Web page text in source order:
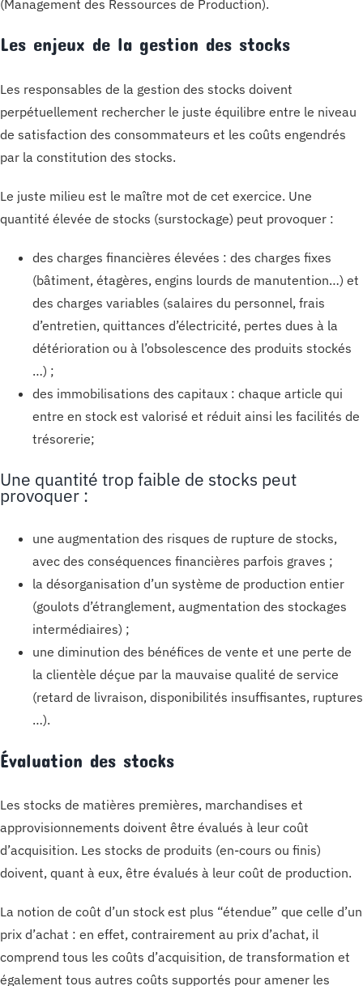
(Management des Ressources de Production).
Les enjeux de la gestion des stocks
Les responsables de la gestion des stocks doivent
perpétuellement rechercher le juste équilibre entre le niveau
de satisfaction des consommateurs et les coûts engendrés
par la constitution des stocks.
Le juste milieu est le maître mot de cet exercice. Une
quantité élevée de stocks (surstockage) peut provoquer :
des charges financières élevées : des charges fixes
(bâtiment, étagères, engins lourds de manutention…) et
des charges variables (salaires du personnel, frais
d’entretien, quittances d’électricité, pertes dues à la
détérioration ou à l’obsolescence des produits stockés
…) ;
des immobilisations des capitaux : chaque article qui
entre en stock est valorisé et réduit ainsi les facilités de
trésorerie;
Une quantité trop faible de stocks peut
provoquer :
une augmentation des risques de rupture de stocks,
avec des conséquences financières parfois graves ;
la désorganisation d’un système de production entier
(goulots d’étranglement, augmentation des stockages
intermédiaires) ;
une diminution des bénéfices de vente et une perte de
la clientèle déçue par la mauvaise qualité de service
(retard de livraison, disponibilités insuffisantes, ruptures
…).
Évaluation des stocks
Les stocks de matières premières, marchandises et
approvisionnements doivent être évalués à leur coût
d’acquisition. Les stocks de produits (en-cours ou finis)
doivent, quant à eux, être évalués à leur coût de production.
La notion de coût d’un stock est plus “étendue” que celle d’un
prix d’achat : en effet, contrairement au prix d’achat, il
comprend tous les coûts d’acquisition, de transformation et
également tous autres coûts supportés pour amener les